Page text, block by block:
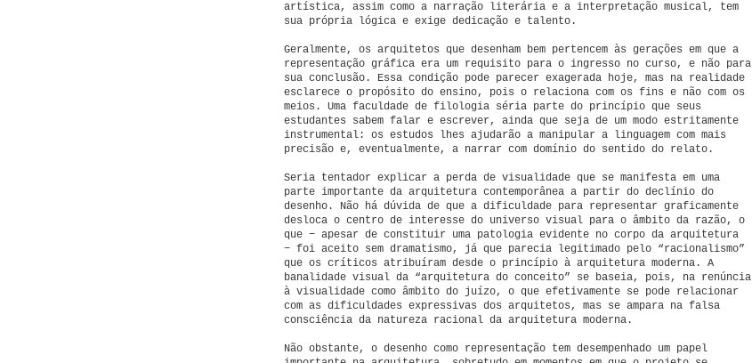
artística, assim como a narração literária e a interpretação musical, tem
sua própria lógica e exige dedicação e talento.
Geralmente, os arquitetos que desenham bem pertencem às gerações em que a
representação gráfica era um requisito para o ingresso no curso, e não para
sua conclusão. Essa condição pode parecer exagerada hoje, mas na realidade
esclarece o propósito do ensino, pois o relaciona com os fins e não com os
meios. Uma faculdade de filologia séria parte do princípio que seus
estudantes sabem falar e escrever, ainda que seja de um modo estritamente
instrumental: os estudos lhes ajudarão a manipular a linguagem com mais
precisão e, eventualmente, a narrar com domínio do sentido do relato.
Seria tentador explicar a perda de visualidade que se manifesta em uma
parte importante da arquitetura contemporânea a partir do declínio do
desenho. Não há dúvida de que a dificuldade para representar graficamente
desloca o centro de interesse do universo visual para o âmbito da razão, o
que − apesar de constituir uma patologia evidente no corpo da arquitetura
− foi aceito sem dramatismo, já que parecia legitimado pelo “racionalismo”
que os críticos atribuíram desde o princípio à arquitetura moderna. A
banalidade visual da “arquitetura do conceito” se baseia, pois, na renúncia
à visualidade como âmbito do juízo, o que efetivamente se pode relacionar
com as dificuldades expressivas dos arquitetos, mas se ampara na falsa
consciência da natureza racional da arquitetura moderna.
Não obstante, o desenho como representação tem desempenhado um papel